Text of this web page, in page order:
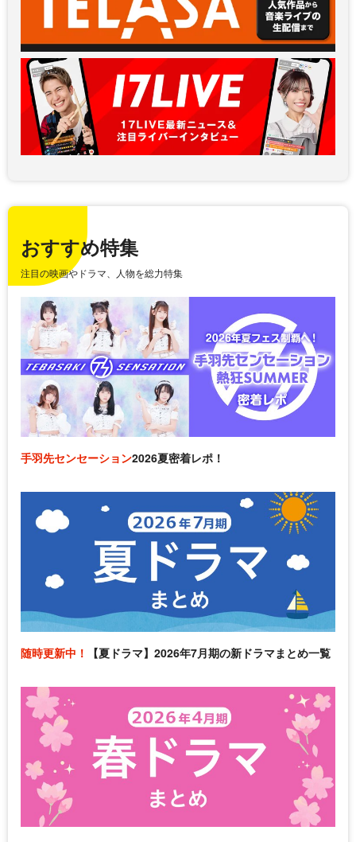
おすすめ特集
注目の映画やドラマ、人物を総力特集
手羽先センセーション2026夏密着レポ！
随時更新中！ 【夏ドラマ】2026年7月期の新ドラマまとめ一覧